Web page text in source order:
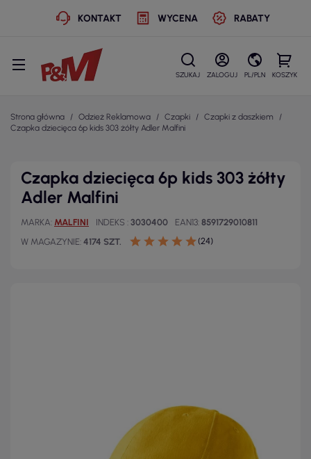
KONTAKT WYCENA RABATY
SZUKAJ ZALOGUJ PL/PLN KOSZYK
Strona główna Odzież Reklamowa Czapki
Czapki z daszkiem
Czapka dziecięca 6p kids 303 żółty Adler Malfini
Czapka dziecięca 6p kids 303 żółty
Adler Malfini
MARKA MALFINI INDEKS 3030400 EAN13 8591729010811
W MAGAZYNIE 4174 SZT. (24)